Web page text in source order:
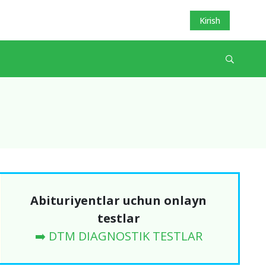
Kirish
Abituriyentlar uchun onlayn
testlar
➡️ DTM DIAGNOSTIK TESTLAR